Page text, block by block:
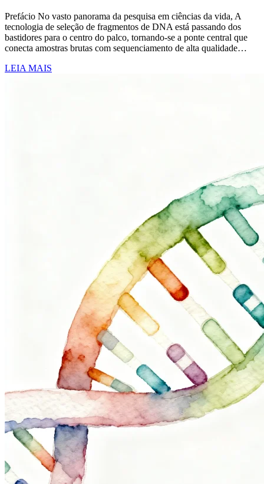
Prefácio No vasto panorama da pesquisa em ciências da vida, A
tecnologia de seleção de fragmentos de DNA está passando dos
bastidores para o centro do palco, tornando-se a ponte central que
conecta amostras brutas com sequenciamento de alta qualidade…
LEIA MAIS